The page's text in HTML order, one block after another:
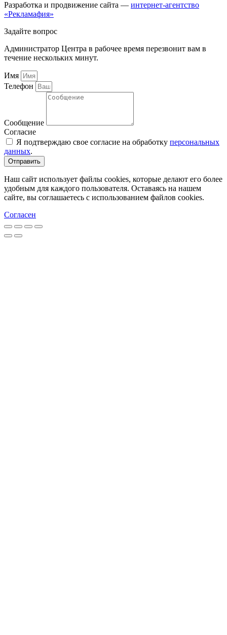
Разработка и продвижение сайта — интернет-агентство
«Рекламафия»
Задайте вопрос
Администратор Центра в рабочее время перезвонит вам в
течение нескольких минут.
Имя
Телефон
Сообщение
Согласие
Я подтверждаю свое согласие на обработку персональных
данных.
Отправить
Наш сайт использует файлы cookies, которые делают его более
удобным для каждого пользователя. Оставаясь на нашем
сайте, вы соглашаетесь с использованием файлов cookies.
Согласен